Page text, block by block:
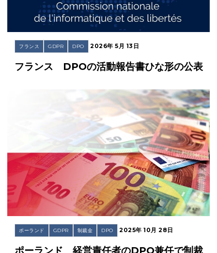
フランス GDPR DPO 2026年 5月 13日
フランス DPOの活動報告書ひな形の公表
ポーランド GDPR 制裁金 DPO 2025年 10月 28日
ポーランド 経営責任者のDPO兼任で制裁